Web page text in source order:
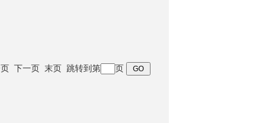
下一页 末页 跳转到第 页